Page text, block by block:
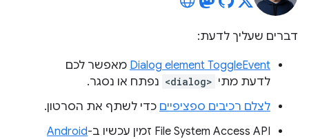
דברים שעליך לדעת:
Dialog element ToggleEvent מאפשר לכם
לדעת מתי <dialog> נפתח או נסגר.
לצלם רכיבים ספציפיים כדי לשתף את הסרטון.
File System Access API זמין עכשיו ב-
Android